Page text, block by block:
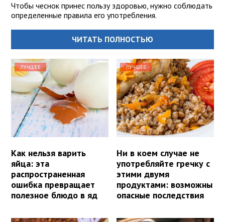
Чтобы чеснок принес пользу здоровью, нужно соблюдать
определенные правила его употребления.
ЧИТАТЬ ПОЛНОСТЬЮ
ЛУЧШЕЕ
Как нельзя варить
яйца: эта
распространенная
ошибка превращает
полезное блюдо в яд
ЛУЧШЕЕ
Ни в коем случае не
употребляйте гречку с
этими двумя
продуктами: возможны
опасные последствия